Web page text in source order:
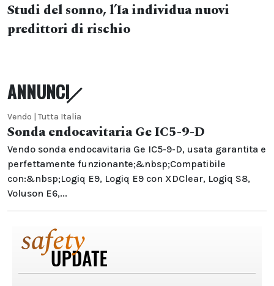
Studi del sonno, l’Ia individua nuovi
predittori di rischio
ANNUNCI
Vendo | Tutta Italia
Sonda endocavitaria Ge IC5-9-D
Vendo sonda endocavitaria Ge IC5-9-D, usata garantita e
perfettamente funzionante;&nbsp;Compatibile
con:&nbsp;Logiq E9, Logiq E9 con XDClear, Logiq S8,
Voluson E6,...